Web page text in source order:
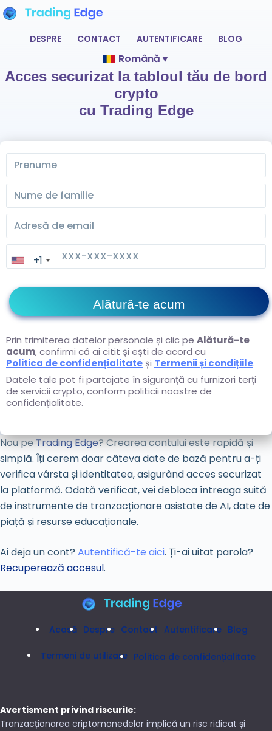
DESPRE CONTACT AUTENTIFICARE BLOG
Română▼
Acces securizat la tabloul tău de bord
crypto
cu Trading Edge
+1
Alătură-te acum
Prin trimiterea datelor personale și clic pe Alătură-te
acum, confirmi că ai citit și ești de acord cu
Politica de confidențialitate și Termenii și condițiile.
Datele tale pot fi partajate în siguranță cu furnizori terți
de servicii crypto, conform politicii noastre de
confidențialitate.
Nou peTrading Edge? Crearea contului este rapidă și
simplă. Îți cerem doar câteva date de bază pentru a-ți
verifica vârsta și identitatea, asigurând acces securizat
la platformă. Odată verificat, vei debloca întreaga suită
de instrumente de tranzacționare asistate de AI, date de
piață și resurse educaționale.
Ai deja un cont? Autentifică-te aici. Ți-ai uitat parola?
Recuperează accesul.
Acasă Despre Contact Autentificare Blog
Termeni de utilizare Politica de confidențialitate
Avertisment privind riscurile:
Tranzacționarea criptomonedelor implică un risc ridicat și